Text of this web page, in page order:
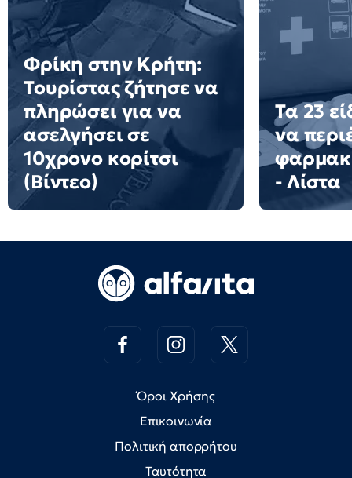
Φρίκη στην Κρήτη:
Τουρίστας ζήτησε να
πληρώσει για να
ασελγήσει σε
10χρονο κορίτσι
(Βίντεο)
Τα 23
να
- Λίστα
Όροι Χρήσης
Επικοινωνία
Πολιτική απορρήτου
Ταυτότητα